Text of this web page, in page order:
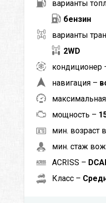
варианты
бензин
варианты
2WD
кондиционер
навигация –
мощность –
мин. возраст
мин. стаж
ACRISS –
Класс –